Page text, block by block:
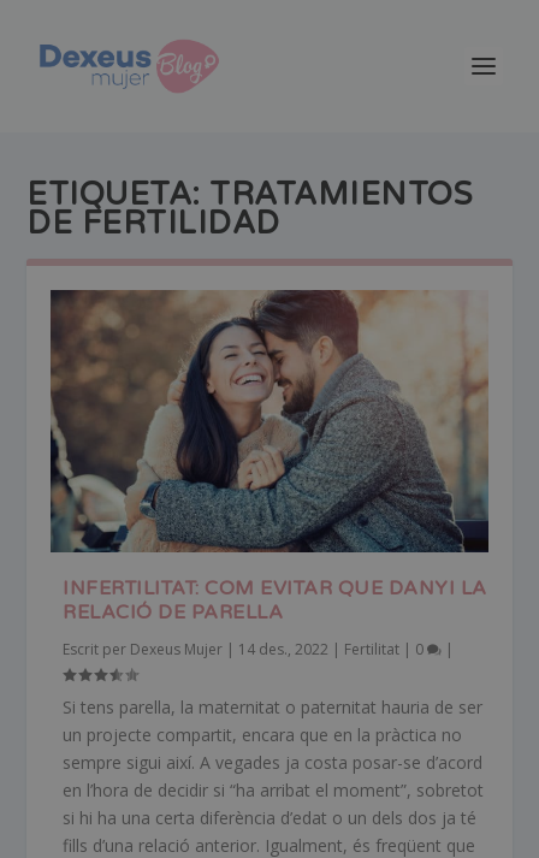
ETIQUETA: TRATAMIENTOS
DE FERTILIDAD
INFERTILITAT: COM EVITAR QUE DANYI LA
RELACIÓ DE PARELLA
Escrit per Dexeus Mujer | 14 des., 2022 | Fertilitat | 0 |
Si tens parella, la maternitat o paternitat hauria de ser
un projecte compartit, encara que en la pràctica no
sempre sigui així. A vegades ja costa posar-se d’acord
en l’hora de decidir si “ha arribat el moment”, sobretot
si hi ha una certa diferència d’edat o un dels dos ja té
fills d’una relació anterior. Igualment, és freqüent que